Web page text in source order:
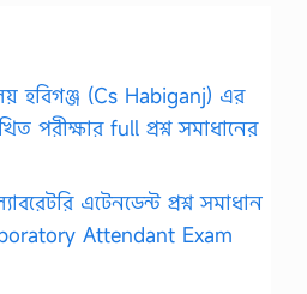
হবিগঞ্জ (Cs Habiganj) এর
পরীক্ষার full প্রশ্ন সমাধানের
এটেনডেন্ট প্রশ্ন সমাধান
Attendant Exam